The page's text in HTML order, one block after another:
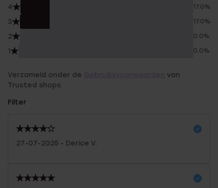
4 17.0%
3 17.0%
2 0.0%
1 0.0%
Verzameld onder de
van
Trusted shops
Filter
27-07-2025 - Derice V.